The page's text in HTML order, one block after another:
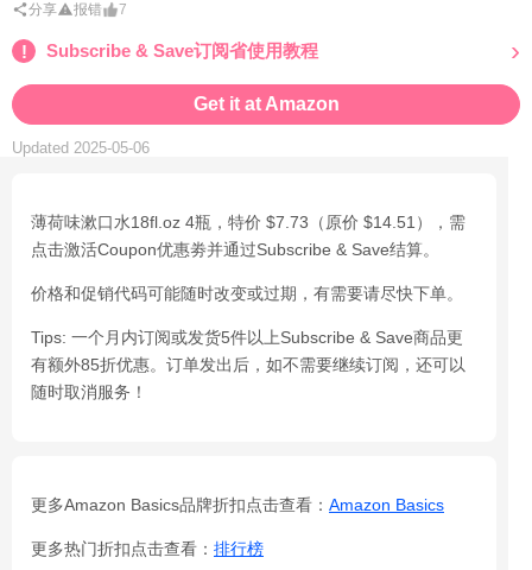
分享 报错 7
Subscribe & Save订阅省使用教程
Get it at Amazon
Updated 2025-05-06
薄荷味漱口水18fl.oz 4瓶，特价 $7.73（原价 $14.51），需
点击激活Coupon优惠劵并通过Subscribe & Save结算。
价格和促销代码可能随时改变或过期，有需要请尽快下单。
Tips: 一个月内订阅或发货5件以上Subscribe & Save商品更
有额外85折优惠。订单发出后，如不需要继续订阅，还可以
随时取消服务！
更多Amazon Basics品牌折扣点击查看： Amazon Basics
更多热门折扣点击查看： 排行榜